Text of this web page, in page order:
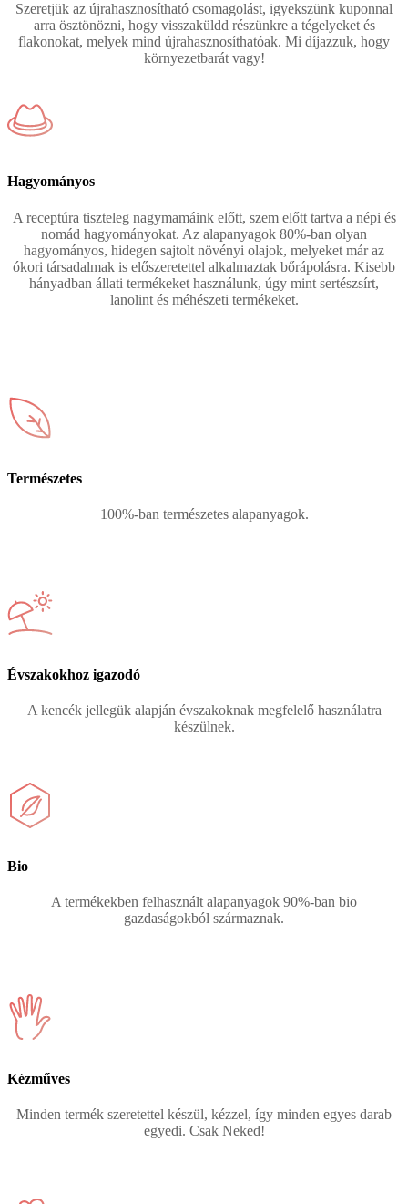
Szeretjük az újrahasznosítható csomagolást, igyekszünk kuponnal
arra ösztönözni, hogy visszaküldd részünkre a tégelyeket és
flakonokat, melyek mind újrahasznosíthatóak. Mi díjazzuk, hogy
környezetbarát vagy!
Hagyományos
A receptúra tiszteleg nagymamáink előtt, szem előtt tartva a népi és
nomád hagyományokat. Az alapanyagok 80%-ban olyan
hagyományos, hidegen sajtolt növényi olajok, melyeket már az
ókori társadalmak is előszeretettel alkalmaztak bőrápolásra. Kisebb
hányadban állati termékeket használunk, úgy mint sertészsírt,
lanolint és méhészeti termékeket.
Természetes
100%-ban természetes alapanyagok.
Évszakokhoz igazodó
A kencék jellegük alapján évszakoknak megfelelő használatra
készülnek.
Bio
A termékekben felhasznált alapanyagok 90%-ban bio
gazdaságokból származnak.
Kézműves
Minden termék szeretettel készül, kézzel, így minden egyes darab
egyedi. Csak Neked!